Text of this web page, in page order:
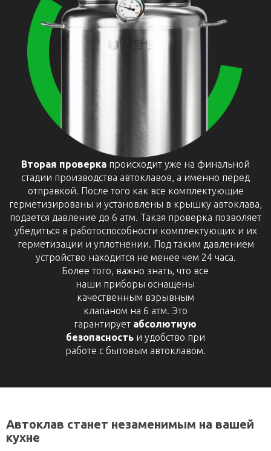
Вторая проверка происходит уже на финальной
стадии производства автоклавов, а именно перед
отправкой. После того как все комплектующие
герметизированы и установлены в крышку автоклава,
подается давление до 6 атм. Такая проверка позволяет
убедиться в работоспособности комплектующих и их
герметизации и уплотнении. Под таким давлением
устройство находится не менее чем 24 часа.
Более того, важно знать, что все
наши приборы оснащены
качественным взрывным
клапаном на 6 атм. Это
гарантирует абсолютную
безопасностьи удобство при
работе с бытовым автоклавом.
Автоклав станет незаменимым на вашей
кухне